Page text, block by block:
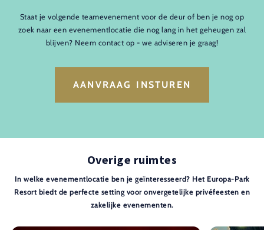
Staat je volgende teamevenement voor de deur of ben je nog op
zoek naar een evenementlocatie die nog lang in het geheugen zal
blijven? Neem contact op - we adviseren je graag!
AANVRAAG INSTUREN
Overige ruimtes
In welke evenementlocatie ben je geïnteresseerd? Het Europa-Park
Resort biedt de perfecte setting voor onvergetelijke privéfeesten en
zakelijke evenementen.